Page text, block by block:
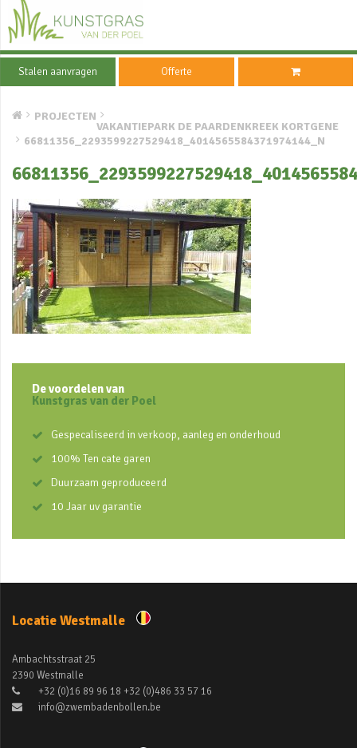
Stalen aanvragen Offerte
PROJECTEN
VAKANTIEPARK DE PAARDENKREEK KORTGENE
66811356_2293599227529418_4014565584371974144_N
De voordelen van
Kunstgras van der Poel
Gespecaliseerd in verkoop, aanleg en onderhoud
100% Ten cate garen
Duurzaam geproduceerd
10 Jaar uv garantie
Locatie Westmalle
Ambachtsstraat 25
2390 Westmalle
+32 (0)16 89 96 18 +32 (0)486 33 57 16
info@zwembadenbollen.be